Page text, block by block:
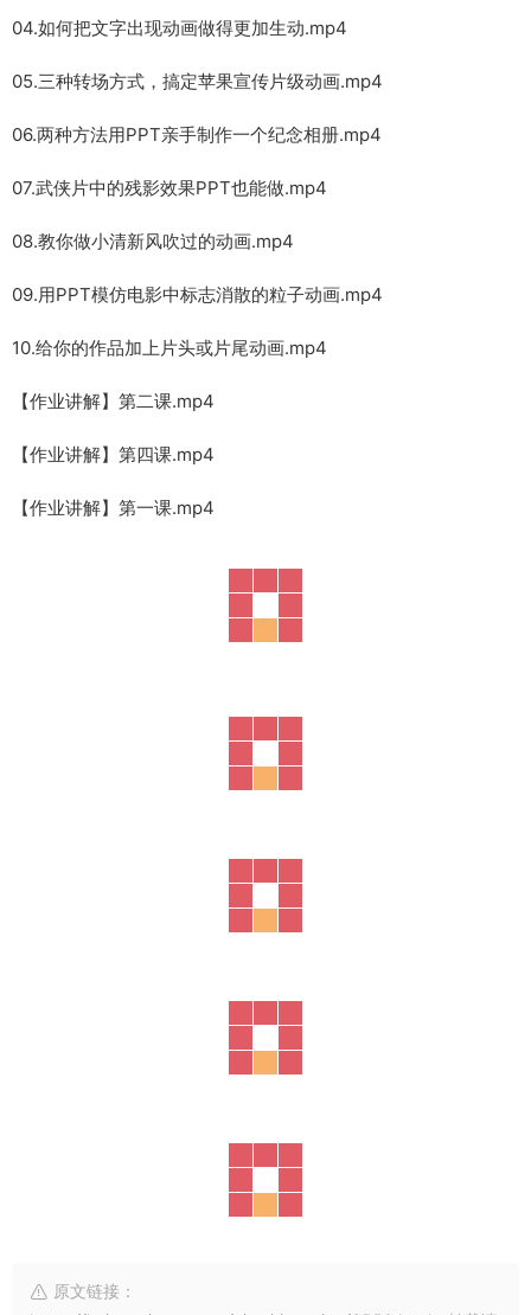
04.如何把文字出现动画做得更加生动.mp4
05.三种转场方式，搞定苹果宣传片级动画.mp4
06.两种方法用PPT亲手制作一个纪念相册.mp4
07.武侠片中的残影效果PPT也能做.mp4
08.教你做小清新风吹过的动画.mp4
09.用PPT模仿电影中标志消散的粒子动画.mp4
10.给你的作品加上片头或片尾动画.mp4
【作业讲解】第二课.mp4
【作业讲解】第四课.mp4
【作业讲解】第一课.mp4
原文链接：